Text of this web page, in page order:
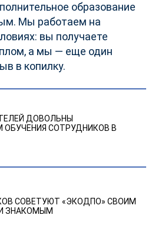
образование
Мы работаем на
вы получаете
а мы — еще один
в копилку.
ДОВОЛЬНЫ
ОБУЧЕНИЯ СОТРУДНИКОВ В
СОВЕТУЮТ «ЭКОДПО» СВОИМ
ЗНАКОМЫМ